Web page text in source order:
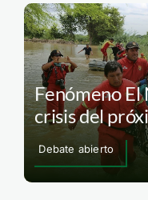
Fenómeno El
crisis del
Debate abierto